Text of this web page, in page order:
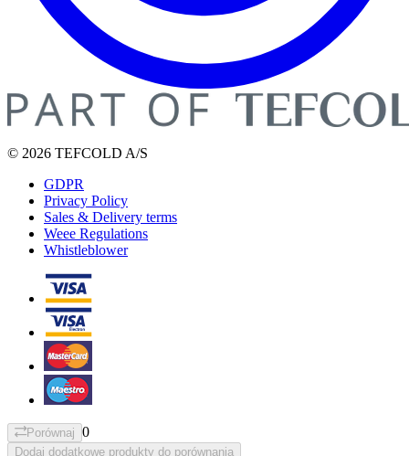
© 2026 TEFCOLD A/S
GDPR
Privacy Policy
Sales & Delivery terms
Weee Regulations
Whistleblower
Porównaj 0
Dodaj dodatkowe produkty do porównania